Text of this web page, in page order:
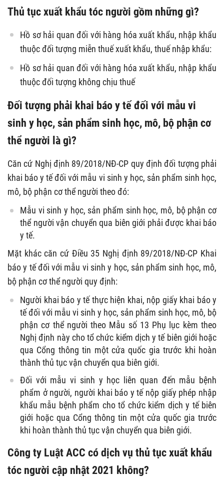
Thủ tục xuất khẩu tóc người gồm những gì?
Hồ sơ hải quan đối với hàng hóa xuất khẩu, nhập khẩu
thuộc đối tượng miễn thuế xuất khẩu, thuế nhập khẩu:
Hồ sơ hải quan đối với hàng hóa xuất khẩu, nhập khẩu
thuộc đối tượng không chịu thuế
Đối tượng phải khai báo y tế đối với mẫu vi
sinh y học, sản phẩm sinh học, mô, bộ phận cơ
thể người là gì?
Căn cứ Nghị định 89/2018/NĐ-CP quy định đối tượng phải
khai báo y tế đối với mẫu vi sinh y học, sản phẩm sinh học,
mô, bộ phận cơ thể người theo đó:
Mẫu vi sinh y học, sản phẩm sinh học, mô, bộ phận cơ
thể người vận chuyển qua biên giới phải được khai báo
y tế.
Mặt khác căn cứ Điều 35 Nghị định 89/2018/NĐ-CP Khai
báo y tế đối với mẫu vi sinh y học, sản phẩm sinh học, mô,
bộ phận cơ thể người quy định:
Người khai báo y tế thực hiện khai, nộp giấy khai báo y
tế đối với mẫu vi sinh y học, sản phẩm sinh học, mô, bộ
phận cơ thể người theo Mẫu số 13 Phụ lục kèm theo
Nghị định này cho tổ chức kiểm dịch y tế biên giới hoặc
qua Cổng thông tin một cửa quốc gia trước khi hoàn
thành thủ tục vận chuyển qua biên giới.
Đối với mẫu vi sinh y học liên quan đến mẫu bệnh
phẩm ở người, người khai báo y tế nộp giấy phép nhập
khẩu mẫu bệnh phẩm cho tổ chức kiểm dịch y tế biên
giới hoặc qua Cổng thông tin một cửa quốc gia trước
khi hoàn thành thủ tục vận chuyển qua biên giới.
Công ty Luật ACC códịch vụ thủ tục xuất khẩu
tóc người cập nhật 2021 không?